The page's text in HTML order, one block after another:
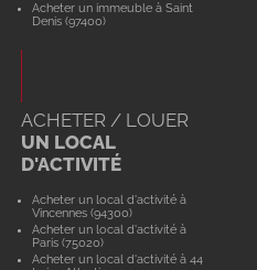
Acheter un immeuble à Saint
Denis (97400)
ACHETER / LOUER
UN LOCAL
D'ACTIVITÉ
Acheter un local d'activité à
Vincennes (94300)
Acheter un local d'activité à
Paris (75020)
Acheter un local d'activité à 44